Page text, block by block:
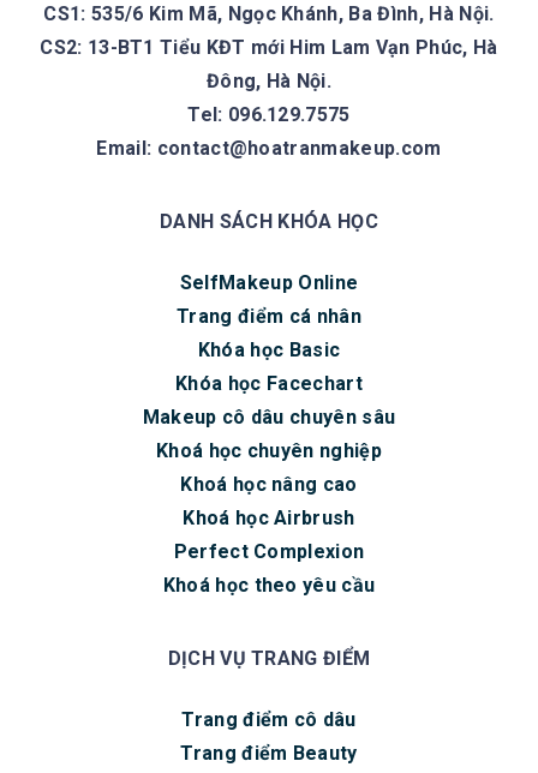
CS1: 535/6 Kim Mã, Ngọc Khánh, Ba Đình, Hà Nội.
CS2: 13-BT1 Tiểu KĐT mới Him Lam Vạn Phúc, Hà
Đông, Hà Nội.
Tel: 096.129.7575
Email: contact@hoatranmakeup.com
DANH SÁCH KHÓA HỌC
SelfMakeup Online
Trang điểm cá nhân
Khóa học Basic
Khóa học Facechart
Makeup cô dâu chuyên sâu
Khoá học chuyên nghiệp
Khoá học nâng cao
Khoá học Airbrush
Perfect Complexion
Khoá học theo yêu cầu
DỊCH VỤ TRANG ĐIỂM
Trang điểm cô dâu
Trang điểm Beauty